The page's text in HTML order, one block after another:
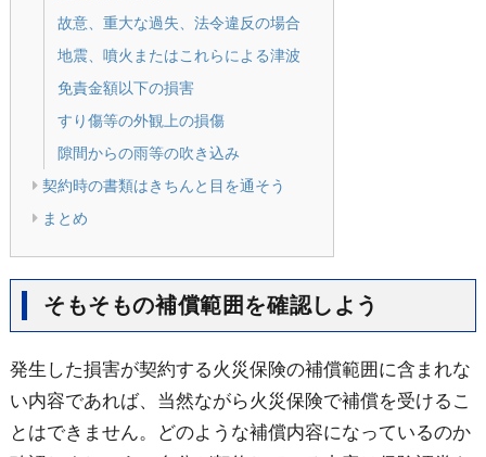
故意、重大な過失、法令違反の場合
地震、噴火またはこれらによる津波
免責金額以下の損害
すり傷等の外観上の損傷
隙間からの雨等の吹き込み
契約時の書類はきちんと目を通そう
まとめ
そもそもの補償範囲を確認しよう
発生した損害が契約する火災保険の補償範囲に含まれな
い内容であれば、当然ながら火災保険で補償を受けるこ
とはできません。どのような補償内容になっているのか